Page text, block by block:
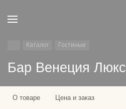
Каталог Гостиные
Бар Венеция Люкс
О товаре Цена и заказ